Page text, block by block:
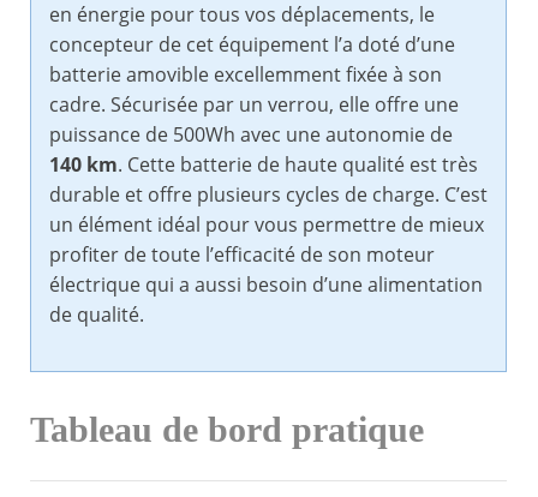
en énergie pour tous vos déplacements, le
concepteur de cet équipement l’a doté d’une
batterie amovible excellemment fixée à son
cadre. Sécurisée par un verrou, elle offre une
puissance de 500Wh avec une autonomie de
140 km. Cette batterie de haute qualité est très
durable et offre plusieurs cycles de charge. C’est
un élément idéal pour vous permettre de mieux
profiter de toute l’efficacité de son moteur
électrique qui a aussi besoin d’une alimentation
de qualité.
Tableau de bord pratique